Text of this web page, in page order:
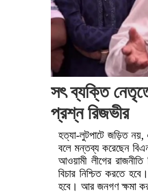
সৎ ব্যক্তি
প্রশ্ন রিজভীর
হত্যা-লুটপাটে জড়িত নয়,
বলে মন্তব্য করেছেন
আওয়ামী লীগের
বিচার নিশ্চিত করতে
হবে। আর জনগণ ক্ষমা